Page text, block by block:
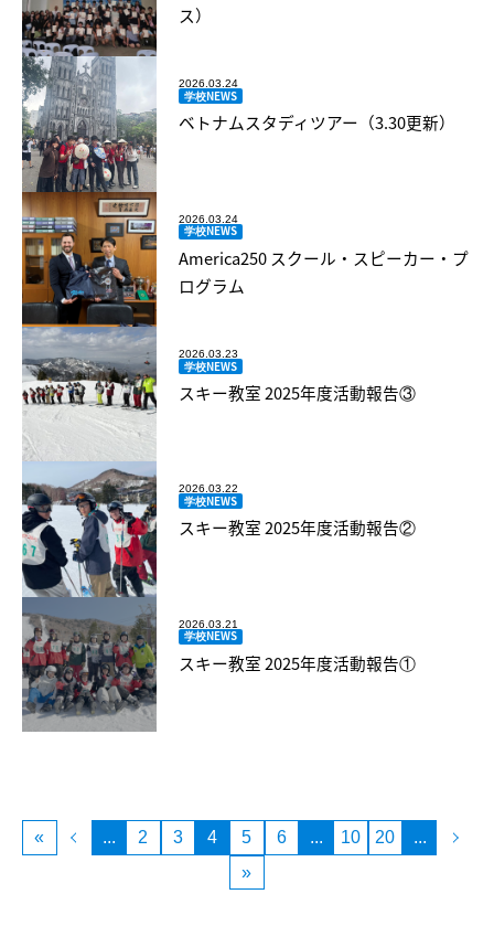
ス）
2026.03.24
学校NEWS
ベトナムスタディツアー（3.30更新）
2026.03.24
学校NEWS
America250 スクール・スピーカー・プ
ログラム
2026.03.23
学校NEWS
スキー教室 2025年度活動報告③
2026.03.22
学校NEWS
スキー教室 2025年度活動報告②
2026.03.21
学校NEWS
スキー教室 2025年度活動報告①
« ... 2 3 4 5 6 ... 10 20
...
»